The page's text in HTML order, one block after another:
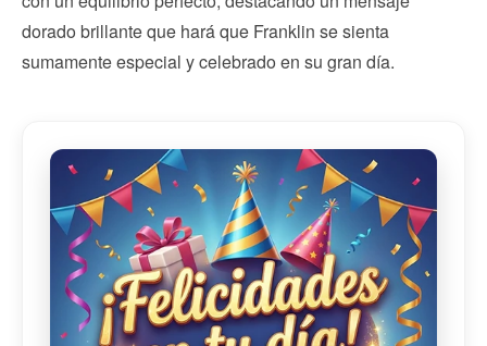
dorado brillante que hará que Franklin se sienta
sumamente especial y celebrado en su gran día.